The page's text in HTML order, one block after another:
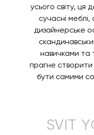
усього світу, ця
сучасні
дизайнерське
навичками та
прагне створити
бути самими
SVIT